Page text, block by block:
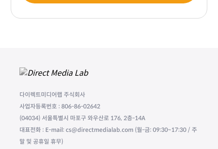
다이렉트미디어랩 주식회사
사업자등록번호 : 806-86-02642
(04034) 서울특별시 마포구 와우산로 176, 2층-14A
대표전화 : E-mail: cs@directmedialab.com (월-금: 09:30~17:30 / 주
말 및 공휴일 휴무)